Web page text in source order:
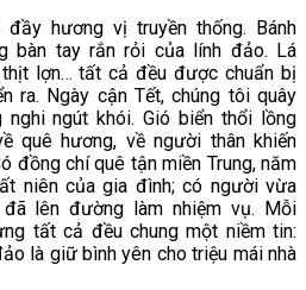
hương vị truyền thống. Bánh
bàn tay rắn rỏi của lính đảo. Lá
lợn… tất cả đều được chuẩn bị
ra. Ngày cận Tết, chúng tôi quây
nghi ngút khói. Gió biển thổi lồng
quê hương, về người thân khiến
đồng chí quê tận miền Trung, năm
niên của gia đình; có người vừa
lên đường làm nhiệm vụ. Mỗi
tất cả đều chung một niềm tin:
là giữ bình yên cho triệu mái nhà